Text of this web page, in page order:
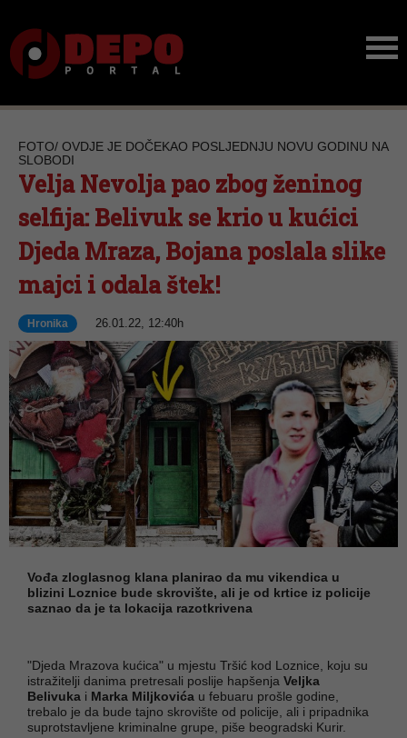
FOTO/ OVDJE JE DOČEKAO POSLJEDNJU NOVU GODINU NA
SLOBODI
Velja Nevolja pao zbog ženinog
selfija: Belivuk se krio u kućici
Djeda Mraza, Bojana poslala slike
majci i odala štek!
Hronika 26.01.22, 12:40h
Vođa zloglasnog klana planirao da mu vikendica u
blizini Loznice bude skrovište, ali je od krtice iz policije
saznao da je ta lokacija razotkrivena
"Djeda Mrazova kućica" u mjestu Tršić kod Loznice, koju su
istražitelji danima pretresali poslije hapšenja Veljka
Belivuka i Marka Miljkovića u febuaru prošle godine,
trebalo je da bude tajno skrovište od policije, ali i pripadnika
suprotstavljene kriminalne grupe, piše beogradski Kurir.